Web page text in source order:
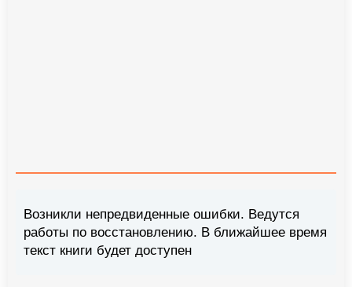
Возникли непредвиденные ошибки. Ведутся
работы по восстановлению. В ближайшее время
текст книги будет доступен